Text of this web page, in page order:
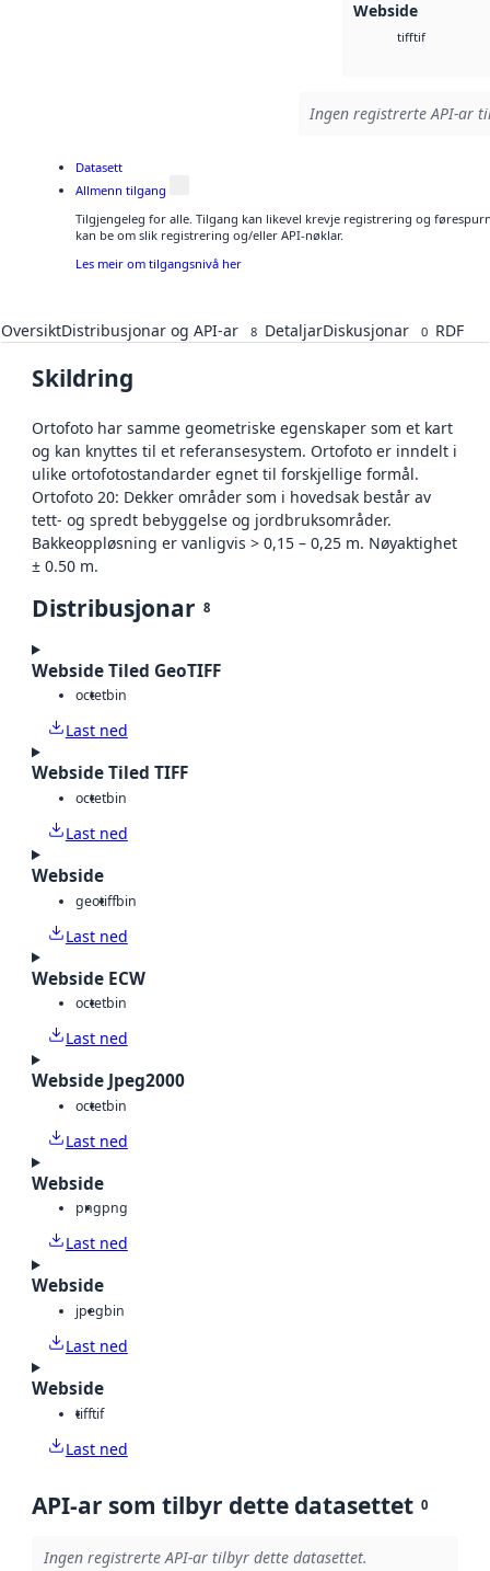
Webside
tifftif
Ingen registrerte API-ar
Datasett
Allmenn tilgang
Tilgjengeleg for alle. Tilgang kan likevel krevje registrering og
kan be om slik registrering og/eller API-nøklar.
Les meir om tilgangsnivå her
OversiktDistribusjonar og API-ar 8 DetaljarDiskusjonar 0 RDF
Skildring
Ortofoto har samme geometriske egenskaper som et kart
og kan knyttes til et referansesystem. Ortofoto er inndelt i
ulike ortofotostandarder egnet til forskjellige formål.
Ortofoto 20: Dekker områder som i hovedsak består av
tett- og spredt bebyggelse og jordbruksområder.
Bakkeoppløsning er vanligvis > 0,15 – 0,25 m. Nøyaktighet
± 0.50 m.
Distribusjonar 8
Webside Tiled GeoTIFF
octetbin
Last ned
Webside Tiled TIFF
octetbin
Last ned
Webside
geotiffbin
Last ned
Webside ECW
octetbin
Last ned
Webside Jpeg2000
octetbin
Last ned
Webside
pngpng
Last ned
Webside
jpegbin
Last ned
Webside
tifftif
Last ned
API-ar som tilbyr dette datasettet 0
Ingen registrerte API-ar tilbyr dette datasettet.